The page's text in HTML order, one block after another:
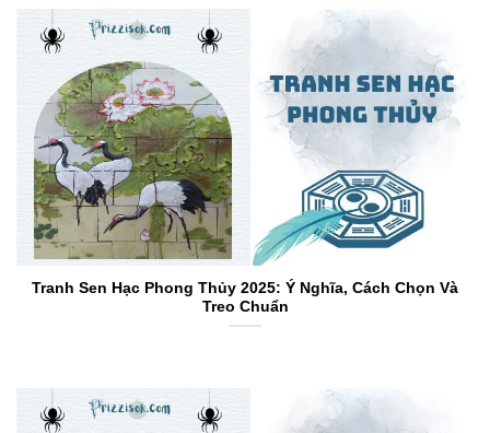
Tranh Sen Hạc Phong Thủy 2025: Ý Nghĩa, Cách Chọn Và
Treo Chuẩn